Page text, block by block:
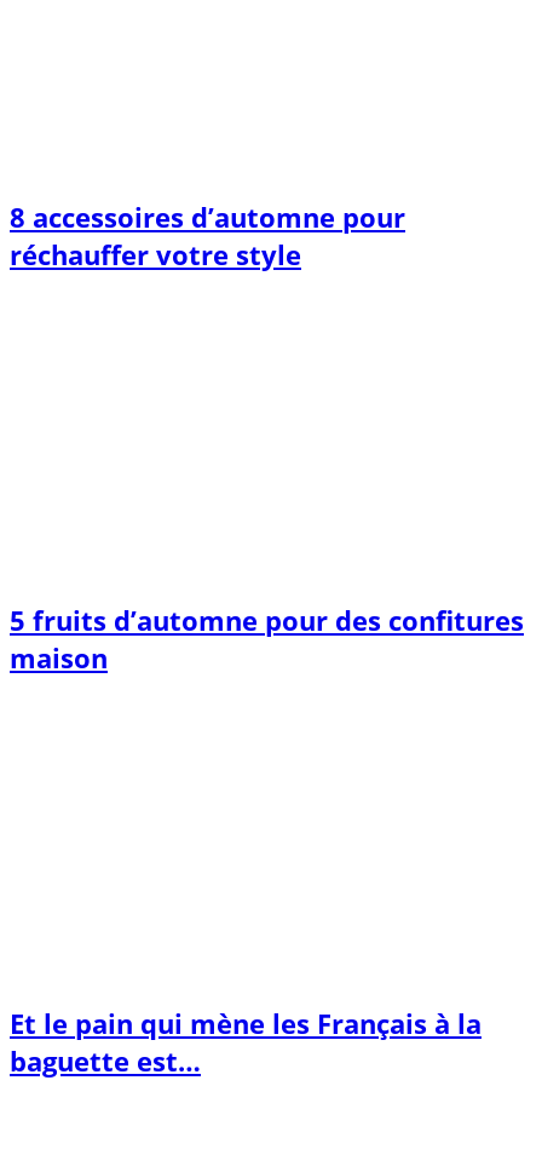
8 accessoires d’automne pour
réchauffer votre style
5 fruits d’automne pour des confitures
maison
Et le pain qui mène les Français à la
baguette est…